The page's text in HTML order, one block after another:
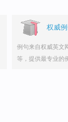
权威
例句来自权威英文
等，提供最专业的